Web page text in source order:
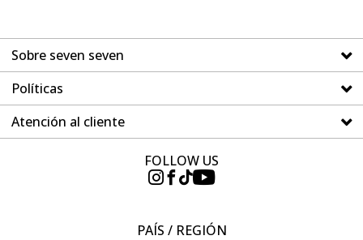
Sobre seven seven
Políticas
Atención al cliente
FOLLOW US
PAÍS / REGIÓN